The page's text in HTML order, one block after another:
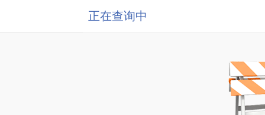
正在查询中